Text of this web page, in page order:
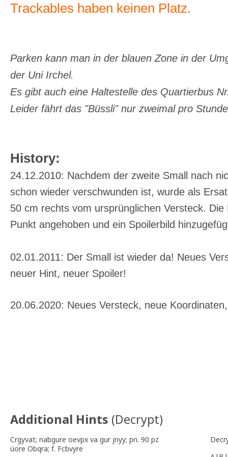
Trackables haben keinen Platz.
Parken kann man in der blauen Zone in der
der Uni Irchel.
Es gibt auch eine Haltestelle des Quartierbus
Leider fährt das "Büssli" nur zweimal pro
History:
24.12.2010: Nachdem der zweite Small nach
schon wieder verschwunden ist, wurde als
50 cm rechts vom ursprünglichen Versteck.
Punkt angehoben und ein Spoilerbild
02.01.2011: Der Small ist wieder da! Neues
neuer Hint, neuer Spoiler!
20.06.2020: Neues Versteck, neue
Additional Hints (Decrypt)
Crgyvat; nabgure oevpx va gur jnyy; pn. 90 pz
üore Obqra; f. Fcbvyre